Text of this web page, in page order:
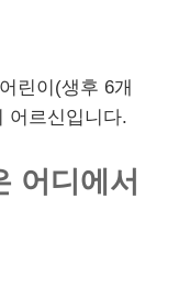
린이(생후 6개
어르신입니다.
어디에서